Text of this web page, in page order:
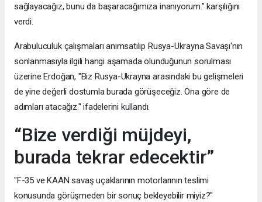
sağlayacağız, bunu da başaracağımıza inanıyorum." karşılığını
verdi.
Arabuluculuk çalışmaları anımsatılıp Rusya-Ukrayna Savaşı'nın
sonlanmasıyla ilgili hangi aşamada olunduğunun sorulması
üzerine Erdoğan, "Biz Rusya-Ukrayna arasındaki bu gelişmeleri
de yine değerli dostumla burada görüşeceğiz. Ona göre de
adımları atacağız." ifadelerini kullandı.
“Bize verdiği müjdeyi,
burada tekrar edecektir”
"F-35 ve KAAN savaş uçaklarının motorlarının teslimi
konusunda görüşmeden bir sonuç bekleyebilir miyiz?"